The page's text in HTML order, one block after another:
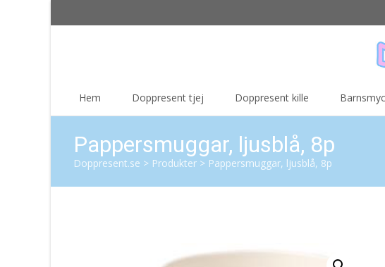
Hem Doppresent tjej Doppresent kille
Pappersmuggar, ljusblå, 8p
Doppresent.se > Produkter > Pappersmuggar, ljusblå, 8p